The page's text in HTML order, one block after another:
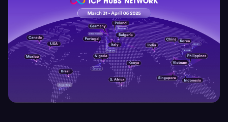
i
n
F
o
オンチェーンで動く分散型AI